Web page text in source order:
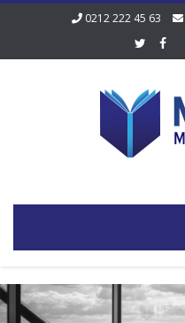
0212 222 45 63